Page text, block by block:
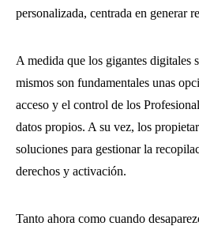
personalizada, centrada en generar
A medida que los gigantes digitales
mismos son fundamentales unas
acceso y el control de los
datos propios. A su vez, los
soluciones para gestionar la
derechos y activación.
Tanto ahora como cuando